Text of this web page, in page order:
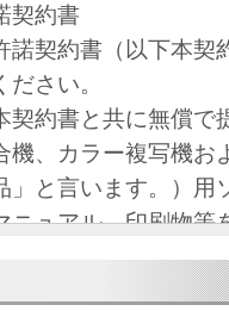
契約書
諾契約書（以下本契
さい。
契約書と共に無償で
機、カラー複写機お
」と言います。）用
ニュアル、印刷物等
」と言います。）を
ン株式会社（以下キ